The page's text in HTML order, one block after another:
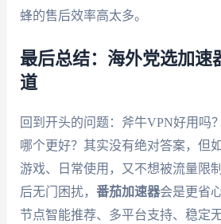
蜂的售后效率高太多。
最后总结：海外党选加速
道
回到开头的问题：斧牛VPN好用吗
哪个更好？其实没有绝对答案，但
游戏、日常使用，又不想被流量限
后无门困扰， 番茄加速器会是更省
节点智能推荐、多平台支持、稳定